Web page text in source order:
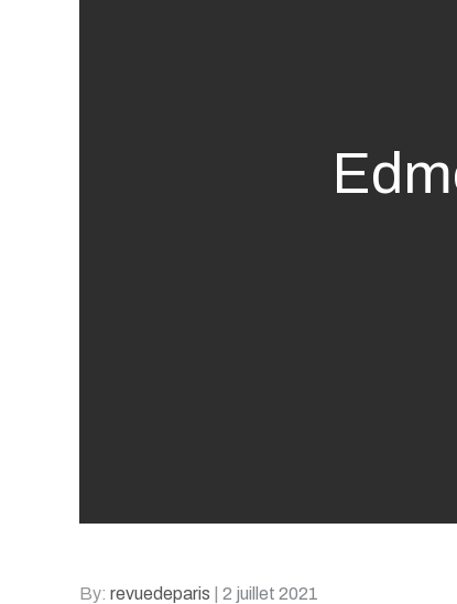
By: revuedeparis
Posted
2 juillet 2021